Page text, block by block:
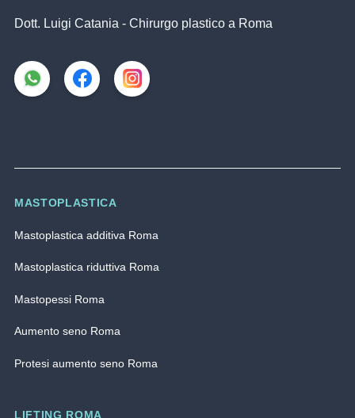
Dott. Luigi Catania - Chirurgo plastico a Roma
MASTOPLASTICA
Mastoplastica additiva Roma
Mastoplastica riduttiva Roma
Mastopessi Roma
Aumento seno Roma
Protesi aumento seno Roma
LIFTING ROMA